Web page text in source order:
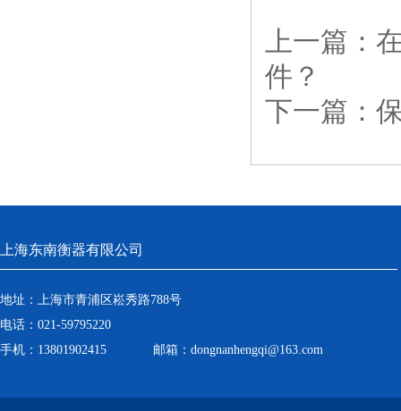
上一篇：
件？
下一篇：
上海东南衡器有限公司
地址：上海市青浦区崧秀路788号
电话：021-59795220
手机：13801902415 邮箱：dongnanhengqi@163.com